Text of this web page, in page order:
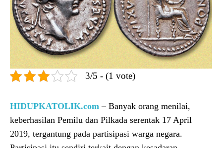
3/5 - (1 vote)
HIDUPKATOLIK.com – Banyak orang menilai,
keberhasilan Pemilu dan Pilkada serentak 17 April
2019, tergantung pada partisipasi warga negara.